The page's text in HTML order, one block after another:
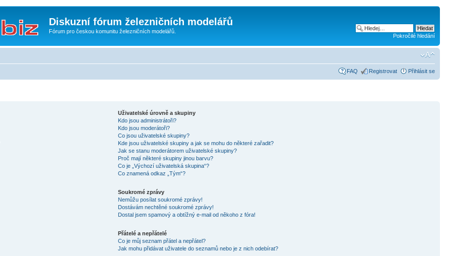
Diskuzní fórum železničních modelářů
Fórum pro českou komunitu železničních modelářů.
Pokročilé hledání
FAQ Registrovat Přihlásit se
Uživatelské úrovně a skupiny
Kdo jsou administrátoři?
Kdo jsou moderátoři?
Co jsou uživatelské skupiny?
Kde jsou uživatelské skupiny a jak se mohu do některé zařadit?
Jak se stanu moderátorem uživatelské skupiny?
Proč mají některé skupiny jinou barvu?
Co je „Výchozí uživatelská skupina“?
Co znamená odkaz „Tým“?
Soukromé zprávy
Nemůžu posílat soukromé zprávy!
Dostávám nechtěné soukromé zprávy!
Dostal jsem spamový a obtížný e-mail od někoho z fóra!
Přátelé a nepřátelé
Co je můj seznam přátel a nepřátel?
Jak mohu přidávat uživatele do seznamů nebo je z nich odebírat?